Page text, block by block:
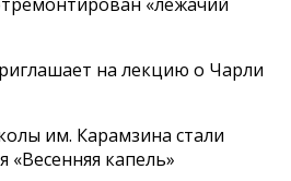
на лекцию о Чарли
им. Карамзина стали
«Весенняя капель»